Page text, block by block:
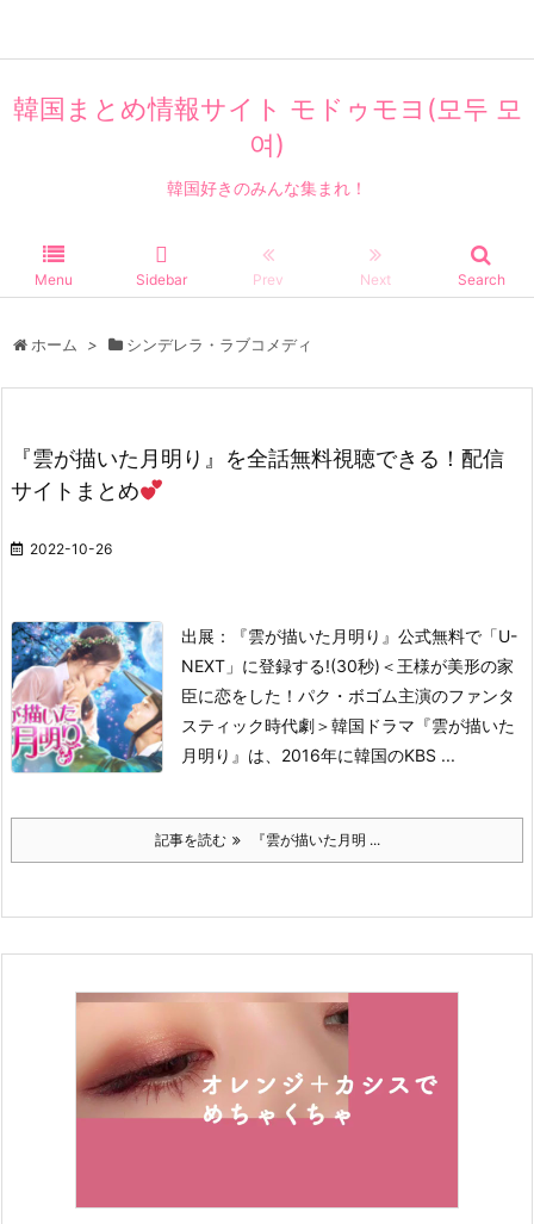
韓国まとめ情報サイト モドゥモヨ(모두 모
여)
韓国好きのみんな集まれ！
Menu Sidebar Prev Next Search
ホーム > シンデレラ・ラブコメディ
『雲が描いた月明り』を全話無料視聴できる！配信
サイトまとめ
2022-10-26
出展：『雲が描いた月明り』公式無料で「U-
NEXT」に登録する!(30秒) ＜王様が美形の家
臣に恋をした！パク・ボゴム主演のファンタ
スティック時代劇＞韓国ドラマ『雲が描いた
月明り』は、2016年に韓国のKBS ...
記事を読む 『雲が描いた月明 ...